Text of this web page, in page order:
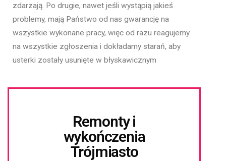
zdarzają. Po drugie, nawet jeśli wystąpią jakieś
problemy, mają Państwo od nas gwarancję na
wszystkie wykonane pracy, więc od razu reagujemy
na wszystkie zgłoszenia i dokładamy starań, aby
usterki zostały usunięte w błyskawicznym
Remonty i
wykończenia
Trójmiasto